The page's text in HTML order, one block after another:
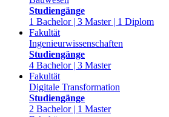
Studiengänge
1 Bachelor | 3 Master | 1 Diplom
Fakultät
Ingenieurwissenschaften
Studiengänge
4 Bachelor | 3 Master
Fakultät
Digitale Transformation
Studiengänge
2 Bachelor | 1 Master